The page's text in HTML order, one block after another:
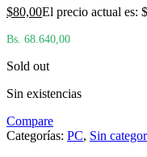
$80,00El precio actual es:
Bs. 68.640,00
Sold out
Sin existencias
Compare
Categorías: PC, Sin